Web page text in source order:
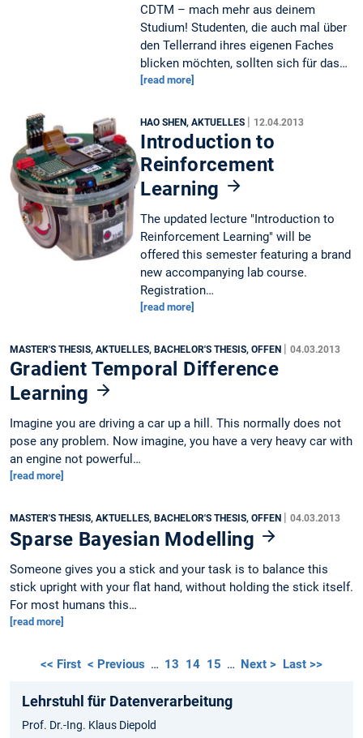
CDTM – mach mehr aus deinem
Studium! Studenten, die auch mal über
den Tellerrand ihres eigenen Faches
blicken möchten, sollten sich für das…
[read more]
HAO SHEN, AKTUELLES | 12.04.2013
Introduction to
Reinforcement
Learning
The updated lecture "Introduction to
Reinforcement Learning" will be
offered this semester featuring a brand
new accompanying lab course.
Registration…
[read more]
MASTER'S THESIS, AKTUELLES, BACHELOR'S THESIS, OFFEN | 04.03.2013
Gradient Temporal Difference
Learning
Imagine you are driving a car up a hill. This normally does not
pose any problem. Now imagine, you have a very heavy car with
an engine not powerful…
[read more]
MASTER'S THESIS, AKTUELLES, BACHELOR'S THESIS, OFFEN 04.03.2013
Sparse Bayesian Modelling
Someone gives you a stick and your task is to balance this
stick upright with your flat hand, without holding the stick itself.
For most humans this…
[read more]
<< First < Previous … 13 14 15 … Next > Last >>
Lehrstuhl für Datenverarbeitung
Prof. Dr.-Ing. Klaus Diepold